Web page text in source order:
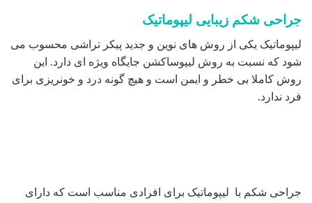
جراحی شکم زیبایی لیپوماتیک
لیپوماتیک یکی از روش های نوین و جدید پیکر تراشی محسوب می
شود که نسبت به روش لیپوساکشن جایگاه ویژه ای دارد. این
روش کاملا بی خطر و ایمن است و هیچ گونه درد و خونریزی برای
فرد ندارد.
جراحی شکم با لیپوماتیک برای افرادی مناسب است که دارای